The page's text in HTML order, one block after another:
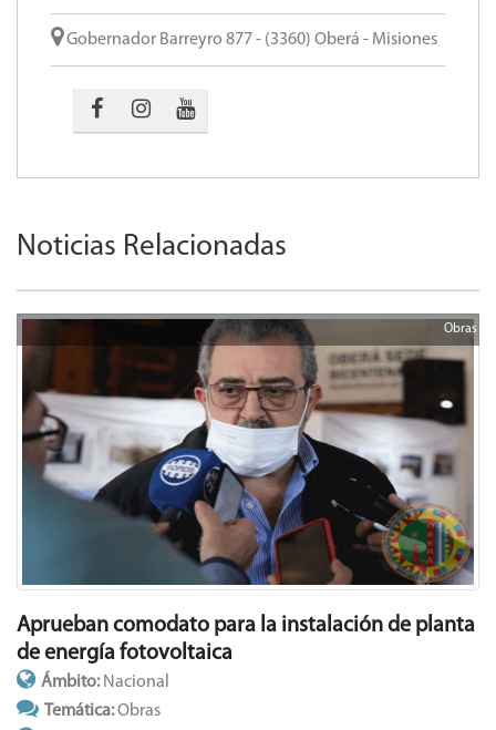
Gobernador Barreyro 877 - (3360) Oberá - Misiones
Noticias Relacionadas
Obras
Aprueban comodato para la instalación de planta
de energía fotovoltaica
Ámbito:Nacional
Temática:Obras